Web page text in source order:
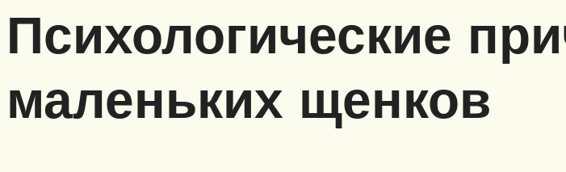
Психологические
маленьких щенков